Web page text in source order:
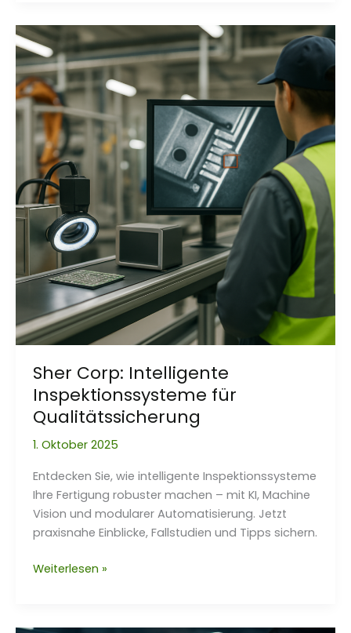
Fertigungszellen-
Architektur
Sher Corp: Intelligente
Inspektionssysteme für
Qualitätssicherung
1. Oktober 2025
Entdecken Sie, wie intelligente Inspektionssysteme
Ihre Fertigung robuster machen – mit KI, Machine
Vision und modularer Automatisierung. Jetzt
praxisnahe Einblicke, Fallstudien und Tipps sichern.
Sher
Inspektionssysteme
Weiterlesen »